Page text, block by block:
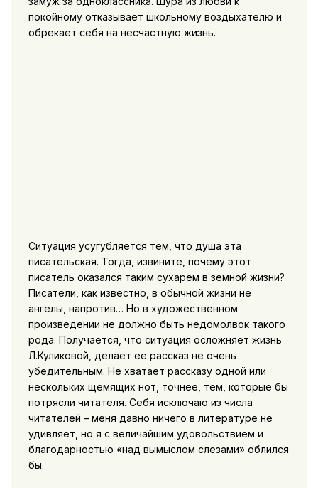
покойному отказывает школьному воздыхателю и
обрекает себя на несчастную жизнь.
Ситуация усугубляется тем, что душа эта
писательская. Тогда, извините, почему этот
писатель оказался таким сухарем в земной жизни?
Писатели, как известно, в обычной жизни не
ангелы, напротив… Но в художественном
произведении не должно быть недомолвок такого
рода. Получается, что ситуация осложняет жизнь
Л.Куликовой, делает ее рассказ не очень
убедительным. Не хватает рассказу одной или
нескольких щемящих нот, точнее, тем, которые бы
потрясли читателя. Себя исключаю из числа
читателей – меня давно ничего в литературе не
удивляет, но я с величайшим удовольствием и
благодарностью «над вымыслом слезами» облился
бы.